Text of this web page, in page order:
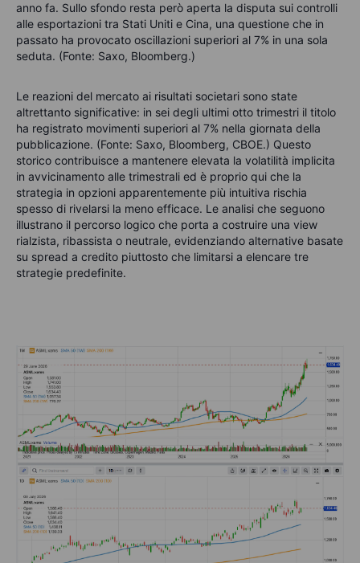
anno fa. Sullo sfondo resta però aperta la disputa sui controlli
alle esportazioni tra Stati Uniti e Cina, una questione che in
passato ha provocato oscillazioni superiori al 7% in una sola
seduta. (Fonte: Saxo, Bloomberg.)
Le reazioni del mercato ai risultati societari sono state
altrettanto significative: in sei degli ultimi otto trimestri il titolo
ha registrato movimenti superiori al 7% nella giornata della
pubblicazione. (Fonte: Saxo, Bloomberg, CBOE.) Questo
storico contribuisce a mantenere elevata la volatilità implicita
in avvicinamento alle trimestrali ed è proprio qui che la
strategia in opzioni apparentemente più intuitiva rischia
spesso di rivelarsi la meno efficace. Le analisi che seguono
illustrano il percorso logico che porta a costruire una view
rialzista, ribassista o neutrale, evidenziando alternative basate
su spread a credito piuttosto che limitarsi a elencare tre
strategie predefinite.